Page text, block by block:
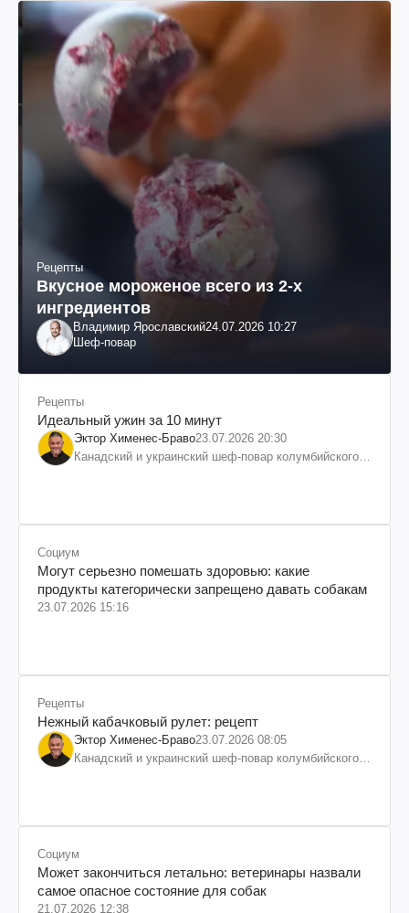
Рецепты
Вкусное мороженое всего из 2-х
ингредиентов
Владимир Ярославский24.07.2026 10:27
Шеф-повар
Рецепты
Идеальный ужин за 10 минут
Эктор Хименес-Браво23.07.2026 20:30
Канадский и украинский шеф-повар колумбийского
Социум
Могут серьезно помешать здоровью: какие
продукты категорически запрещено давать собакам
23.07.2026 15:16
Рецепты
Нежный кабачковый рулет: рецепт
Эктор Хименес-Браво23.07.2026 08:05
Канадский и украинский шеф-повар колумбийского
Социум
Может закончиться летально: ветеринары назвали
самое опасное состояние для собак
21.07.2026 12:38